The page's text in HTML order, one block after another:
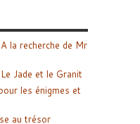
la recherche de Mr
Jade et le Granit
les énigmes et
au trésor